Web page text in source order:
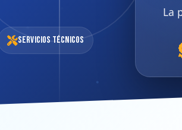
Servicios Técnicos
La